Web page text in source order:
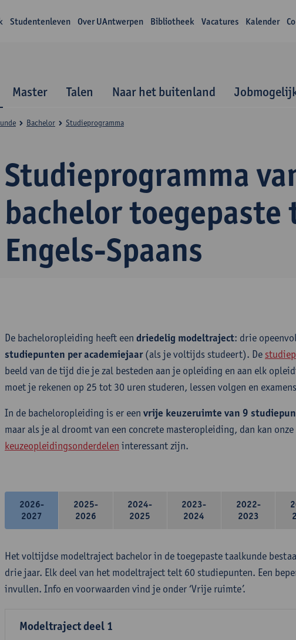
Studentenleven Over UAntwerpen Bibliotheek Vacatures Kalender
Master Talen Naar het buitenland
Studieprogramma
bachelor
Engels-Spaans
Bachelor Studieprogramma
De bacheloropleiding heeft een driedelig modeltraject: drie
studiepunten per academiejaar(als je voltijds studeert). De
beeld van de tijd die je zal besteden aan je opleiding en aan elk
moet je rekenen op 25 tot 30 uren studeren, lessen volgen en
In de bacheloropleiding is er een vrije keuzeruimte van 9
maar als je al droomt van een concrete masteropleiding, dan kan onze
keuzeopleidingsonderdelen interessant zijn.
2026-
2027
2025-
2026
2024-
2025
2023-
2024
2022-
2023
Het voltijdse modeltraject bachelor in de toegepaste taalkunde
drie jaar. Elk deel van het modeltraject telt 60 studiepunten. Een
invullen. Info en voorwaarden vind je onder ‘Vrije ruimte’.
Modeltraject deel 1